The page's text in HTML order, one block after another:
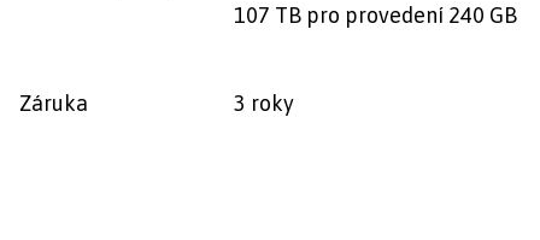
107 TB pro provedení 240 GB
Záruka 3 roky